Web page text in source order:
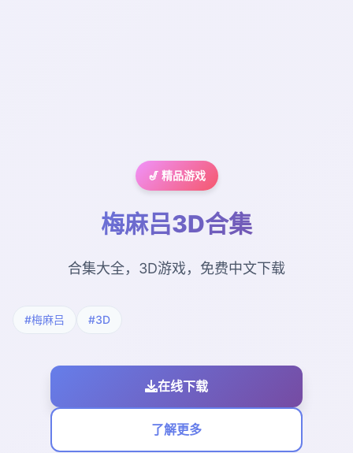
🎷 精品游戏
梅麻吕3D合集
合集大全，3D游戏，免费中文下载
#梅麻吕 #3D
在线下载
了解更多